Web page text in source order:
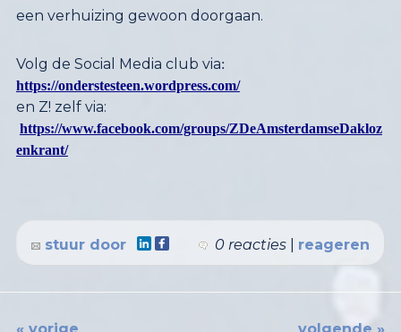
een verhuizing gewoon doorgaan.
Volg de Social Media club via:
https://onderstesteen.wordpress.com/
en Z! zelf via:
https://www.facebook.com/groups/ZDeAmsterdamseDakloz
enkrant/
0 reacties reageren
stuur door